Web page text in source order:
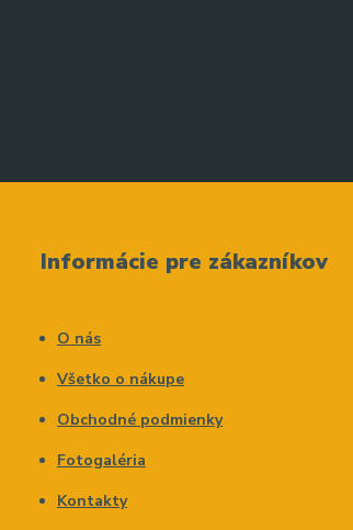
Informácie pre zákazníkov
O nás
Všetko o nákupe
Obchodné podmienky
Fotogaléria
Kontakty